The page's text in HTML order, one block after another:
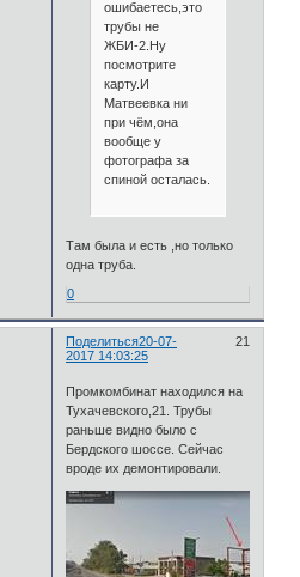
ошибаетесь,это
трубы не
ЖБИ-2.Ну
посмотрите
карту.И
Матвеевка ни
при чём,она
вообще у
фотографа за
спиной осталась.
Там была и есть ,но только
одна труба.
0
Поделиться 21
20-07-
2017 14:03:25
Промкомбинат находился на
Тухачевского,21. Трубы
раньше видно было с
Бердского шоссе. Сейчас
вроде их демонтировали.